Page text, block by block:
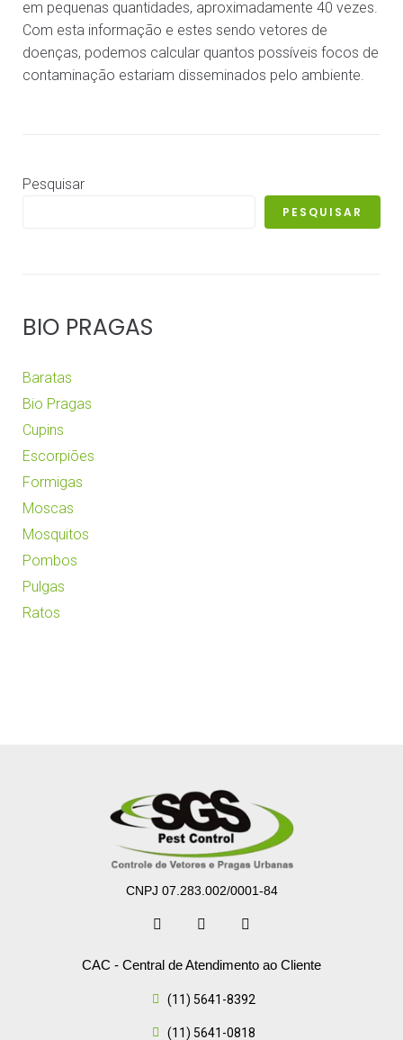
em pequenas quantidades, aproximadamente 40 vezes.
Com esta informação e estes sendo vetores de
doenças, podemos calcular quantos possíveis focos de
contaminação estariam disseminados pelo ambiente.
Pesquisar
PESQUISAR
BIO PRAGAS
Baratas
Bio Pragas
Cupins
Escorpiões
Formigas
Moscas
Mosquitos
Pombos
Pulgas
Ratos
CNPJ 07.283.002/0001-84
CAC - Central de Atendimento ao Cliente
(11) 5641-8392
(11) 5641-0818